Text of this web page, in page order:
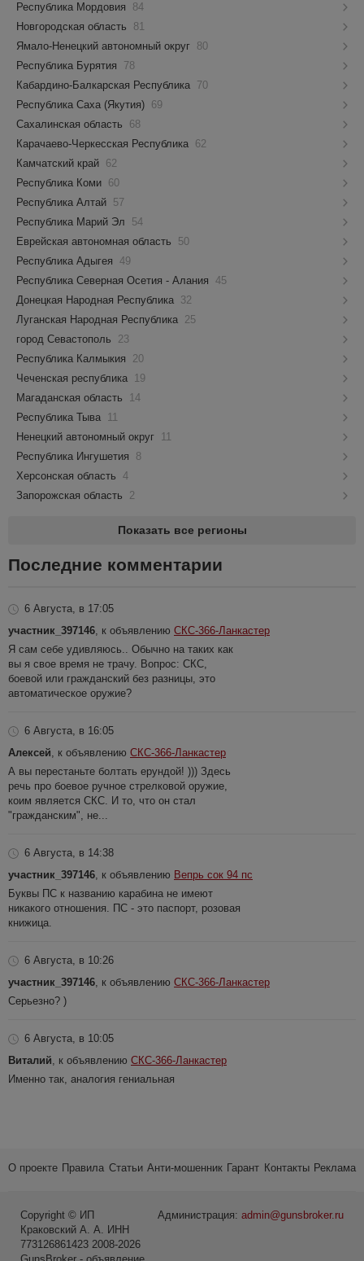
Республика Мордовия
84
Новгородская область
81
Ямало-Ненецкий автономный округ 80
Республика Бурятия
78
Кабардино-Балкарская Республика 70
Республика Саха (Якутия) 69
Сахалинская область
68
Карачаево-Черкесская Республика 62
Камчатский край 62
Республика Коми 60
Республика Алтай 57
Республика Марий Эл
54
Еврейская автономная область
50
Республика Адыгея 49
Республика Северная Осетия - Алания 45
Донецкая Народная Республика 32
Луганская Народная Республика 25
город Севастополь
23
Республика Калмыкия
20
Чеченская республика 19
Магаданская область
14
Республика Тыва 11
Ненецкий автономный округ 11
Республика Ингушетия
8
Херсонская область 4
Запорожская область
2
Показать все регионы
Последние комментарии
6 Августа, в 17:05
участник_397146 , к объявлению СКС-366-Ланкастер
Я сам себе удивляюсь.. Обычно на таких как
вы я свое время не трачу. Вопрос: СКС,
боевой или гражданский без разницы, это
автоматическое оружие?
6 Августа, в 16:05
Алексей , к объявлению СКС-366-Ланкастер
А вы перестаньте болтать ерундой! ))) Здесь
речь про боевое ручное стрелковой оружие,
коим является СКС. И то, что он стал
"гражданским", не...
6 Августа, в 14:38
участник_397146 , к объявлению Вепрь сок 94 пс
Буквы ПС к названию карабина не имеют
никакого отношения. ПС - это паспорт, розовая
книжица.
6 Августа, в 10:26
участник_397146 , к объявлению СКС-366-Ланкастер
Серьезно? )
6 Августа, в 10:05
Виталий , к объявлению СКС-366-Ланкастер
Именно так, аналогия гениальная
О проекте Правила Статьи Анти-мошенник Гарант Контакты Реклама
Администрация: admin@gunsbroker.ru
Copyright © ИП
Краковский А. А. ИНН
773126861423 2008-2026
GunsBroker - объявление